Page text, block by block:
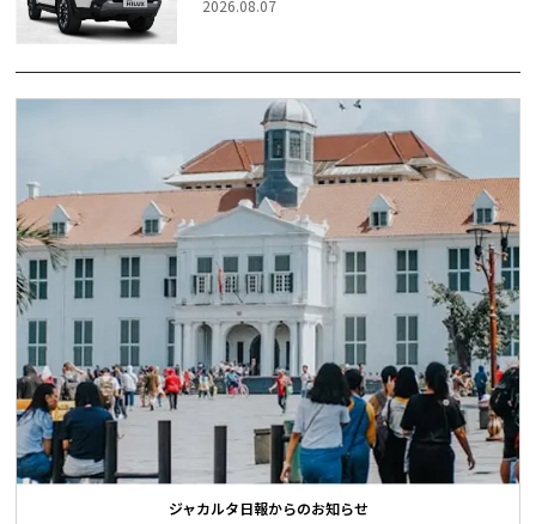
2026.08.07
ジャカルタ日報からのお知らせ